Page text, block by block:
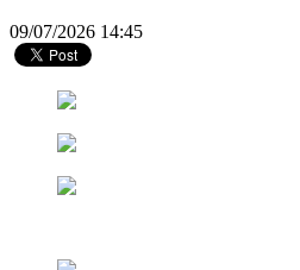
09/07/2026 14:45